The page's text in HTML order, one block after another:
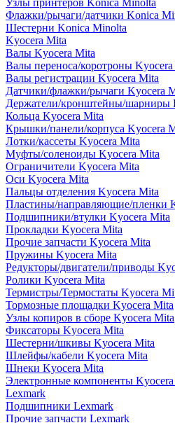
Узлы принтеров Konica Minolta
Флажки/рычаги/датчики Konica
Шестерни Konica Minolta
Kyocera Mita
Валы Kyocera Mita
Валы переноса/коротроны
Валы регистрации Kyocera Mita
Датчики/флажки/рычаги Kyocera
Держатели/кронштейны/шарниры
Кольца Kyocera Mita
Крышки/панели/корпуса Kyocera
Лотки/кассеты Kyocera Mita
Муфты/соленоиды Kyocera Mita
Ограничители Kyocera Mita
Оси Kyocera Mita
Пальцы отделения Kyocera Mita
Пластины/направляющие/пленки
Подшипники/втулки Kyocera Mita
Прокладки Kyocera Mita
Прочие запчасти Kyocera Mita
Пружины Kyocera Mita
Редукторы/двигатели/приводы
Ролики Kyocera Mita
Термистры/Термостаты Kyocera
Тормозные площадки Kyocera Mita
Узлы копиров в сборе Kyocera Mita
Фиксаторы Kyocera Mita
Шестерни/шкивы Kyocera Mita
Шлейфы/кабели Kyocera Mita
Шнеки Kyocera Mita
Электронные компоненты
Lexmark
Подшипники Lexmark
Прочие запчасти Lexmark